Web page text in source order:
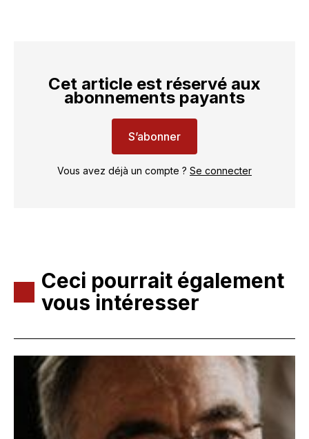
Cet article est réservé aux
abonnements payants
S’abonner
Vous avez déjà un compte ? Se connecter
Ceci pourrait également
vous intéresser